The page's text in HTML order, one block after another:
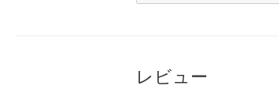
レビュー